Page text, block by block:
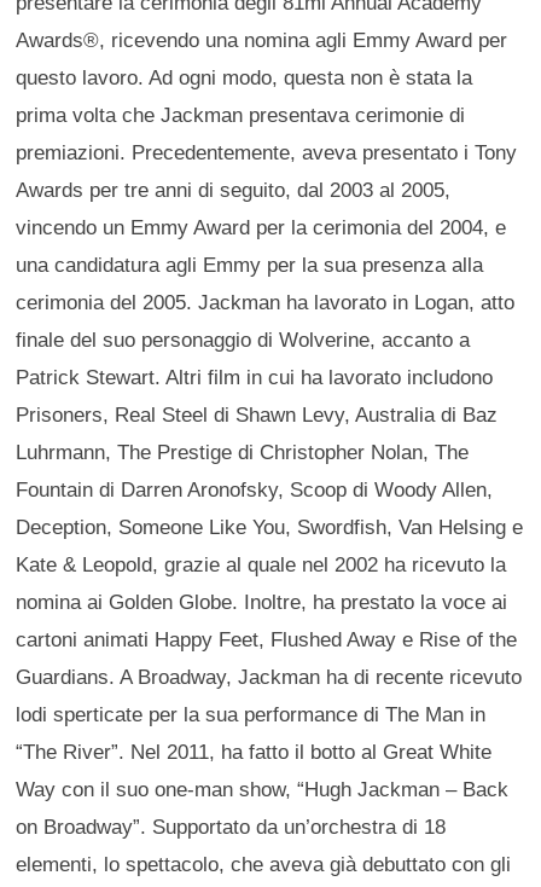
Awards®, ricevendo una nomina agli Emmy Award per
questo lavoro. Ad ogni modo, questa non è stata la
prima volta che Jackman presentava cerimonie di
premiazioni. Precedentemente, aveva presentato i Tony
Awards per tre anni di seguito, dal 2003 al 2005,
vincendo un Emmy Award per la cerimonia del 2004, e
una candidatura agli Emmy per la sua presenza alla
cerimonia del 2005. Jackman ha lavorato in Logan, atto
finale del suo personaggio di Wolverine, accanto a
Patrick Stewart. Altri film in cui ha lavorato includono
Prisoners, Real Steel di Shawn Levy, Australia di Baz
Luhrmann, The Prestige di Christopher Nolan, The
Fountain di Darren Aronofsky, Scoop di Woody Allen,
Deception, Someone Like You, Swordfish, Van Helsing e
Kate & Leopold, grazie al quale nel 2002 ha ricevuto la
nomina ai Golden Globe. Inoltre, ha prestato la voce ai
cartoni animati Happy Feet, Flushed Away e Rise of the
Guardians. A Broadway, Jackman ha di recente ricevuto
lodi sperticate per la sua performance di The Man in
“The River”. Nel 2011, ha fatto il botto al Great White
Way con il suo one-man show, “Hugh Jackman – Back
on Broadway”. Supportato da un’orchestra di 18
elementi, lo spettacolo, che aveva già debuttato con gli